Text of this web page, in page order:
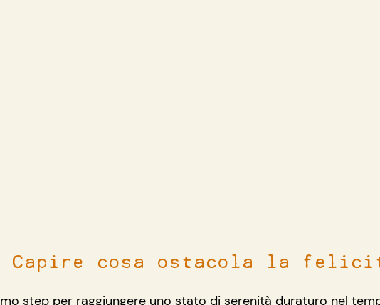
Capire cosa ostacola la
step per raggiungere uno stato di serenità duraturo nel